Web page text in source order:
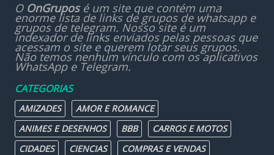
O OnGruposé um site que contém uma
enorme lista de links de grupos de whatsapp e
grupos de telegram. Nosso site é um
indexador de links enviados pelas pessoas que
acessam o site e querem lotar seus grupos.
Não temos nenhum vínculo com os aplicativos
WhatsApp e Telegram.
CATEGORIAS
AMIZADES
AMOR E ROMANCE
ANIMES E DESENHOS
BBB
CARROS E MOTOS
CIDADES
CIENCIAS
COMPRAS E VENDAS